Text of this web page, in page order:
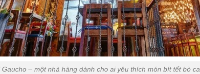
Gaucho – một nhà hàng dành cho ai yêu thích món bít tết bò